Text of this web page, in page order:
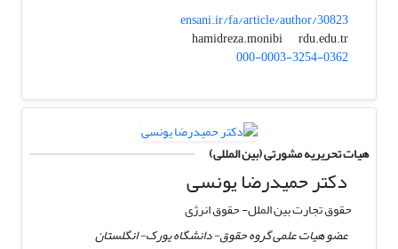
ensani.ir/fa/article/author/30823
hamidreza.monibi
rdu.edu.tr
000-0003-3254-0362
هیات تحریریه مشورتی (بین المللی)
دکتر حمیدرضا یونسی
حقوق تجارت بین الملل- حقوق انرژی
عضو هیات علمی گروه حقوق- دانشگاه یورک- انگلستان